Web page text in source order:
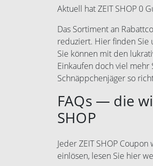
Aktuell hat ZEIT SHOP 0
Das Sortiment an
reduziert. Hier finden Sie
Sie können mit den
Einkaufen doch viel mehr
Schnäppchenjäger so
FAQs — die
SHOP
Jeder ZEIT SHOP
einlösen, lesen Sie hier